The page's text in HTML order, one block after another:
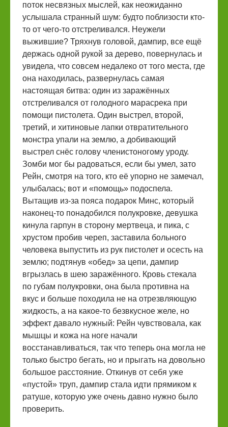
поток несвязных мыслей, как неожиданно
услышала странный шум: будто поблизости кто-
то от чего-то отстреливался. Неужели
выжившие? Тряхнув головой, дампир, все ещё
держась одной рукой за дерево, повернулась и
увидела, что совсем недалеко от того места, где
она находилась, развернулась самая
настоящая битва: один из заражённых
отстреливался от голодного марасрека при
помощи пистолета. Один выстрел, второй,
третий, и хитиновые лапки отвратительного
монстра упали на землю, а добивающий
выстрел снёс голову членистоногому уроду.
Зомби мог бы радоваться, если бы умел, зато
Рейн, смотря на того, кто её упорно не замечал,
улыбалась; вот и «помощь» подоспела.
Вытащив из-за пояса подарок Минс, который
наконец-то понадобился полукровке, девушка
кинула гарпун в сторону мертвеца, и пика, с
хрустом пробив череп, заставила больного
человека выпустить из рук пистолет и осесть на
землю; подтянув «обед» за цепи, дампир
вгрызлась в шею заражённого. Кровь стекала
по губам полукровки, она была противна на
вкус и больше походила не на отрезвляющую
жидкость, а на какое-то безвкусное желе, но
эффект давало нужный: Рейн чувствовала, как
мышцы и кожа на ноге начали
восстанавливаться, так что теперь она могла не
только быстро бегать, но и прыгать на довольно
большое расстояние. Откинув от себя уже
«пустой» труп, дампир стала идти прямиком к
ратуше, которую уже очень давно нужно было
проверить.